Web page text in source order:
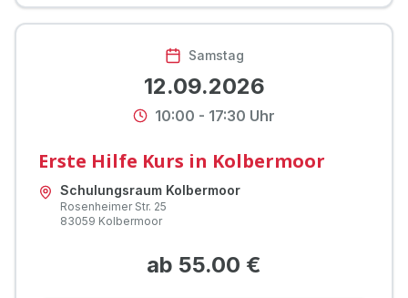
Samstag
12.09.2026
10:00 - 17:30 Uhr
Erste Hilfe Kurs in Kolbermoor
Schulungsraum Kolbermoor
Rosenheimer Str. 25
83059 Kolbermoor
ab 55.00 €